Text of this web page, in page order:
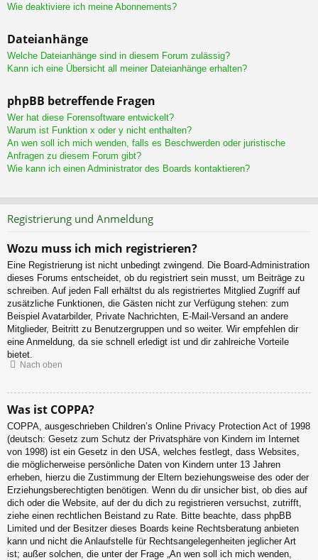
Wie deaktiviere ich meine Abonnements?
Dateianhänge
Welche Dateianhänge sind in diesem Forum zulässig?
Kann ich eine Übersicht all meiner Dateianhänge erhalten?
phpBB betreffende Fragen
Wer hat diese Forensoftware entwickelt?
Warum ist Funktion x oder y nicht enthalten?
An wen soll ich mich wenden, falls es Beschwerden oder juristische
Anfragen zu diesem Forum gibt?
Wie kann ich einen Administrator des Boards kontaktieren?
Registrierung und Anmeldung
Wozu muss ich mich registrieren?
Eine Registrierung ist nicht unbedingt zwingend. Die Board-Administration
dieses Forums entscheidet, ob du registriert sein musst, um Beiträge zu
schreiben. Auf jeden Fall erhältst du als registriertes Mitglied Zugriff auf
zusätzliche Funktionen, die Gästen nicht zur Verfügung stehen: zum
Beispiel Avatarbilder, Private Nachrichten, E-Mail-Versand an andere
Mitglieder, Beitritt zu Benutzergruppen und so weiter. Wir empfehlen dir
eine Anmeldung, da sie schnell erledigt ist und dir zahlreiche Vorteile
bietet.
Nach oben
Was ist COPPA?
COPPA, ausgeschrieben Children’s Online Privacy Protection Act of 1998
(deutsch: Gesetz zum Schutz der Privatsphäre von Kindern im Internet
von 1998) ist ein Gesetz in den USA, welches festlegt, dass Websites,
die möglicherweise persönliche Daten von Kindern unter 13 Jahren
erheben, hierzu die Zustimmung der Eltern beziehungsweise des oder der
Erziehungsberechtigten benötigen. Wenn du dir unsicher bist, ob dies auf
dich oder die Website, auf der du dich zu registrieren versuchst, zutrifft,
ziehe einen rechtlichen Beistand zu Rate. Bitte beachte, dass phpBB
Limited und der Besitzer dieses Boards keine Rechtsberatung anbieten
kann und nicht die Anlaufstelle für Rechtsangelegenheiten jeglicher Art
ist; außer solchen, die unter der Frage „An wen soll ich mich wenden,